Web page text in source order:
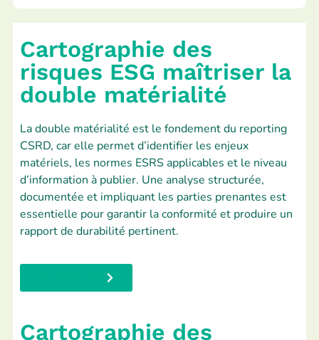
Cartographie des
risques ESG maîtriser la
double matérialité
La double matérialité est le fondement du reporting
CSRD, car elle permet d’identifier les enjeux
matériels, les normes ESRS applicables et le niveau
d’information à publier. Une analyse structurée,
documentée et impliquant les parties prenantes est
essentielle pour garantir la conformité et produire un
rapport de durabilité pertinent.
Cartographie des